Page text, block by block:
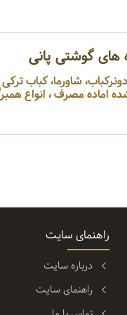
های گوشتی پانی
اماده مصرف ، انواع
راهنمای سایت
درباره سایت
راهنمای سایت